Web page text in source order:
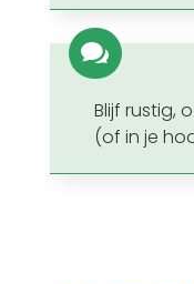

Blijf rustig,
(of in je